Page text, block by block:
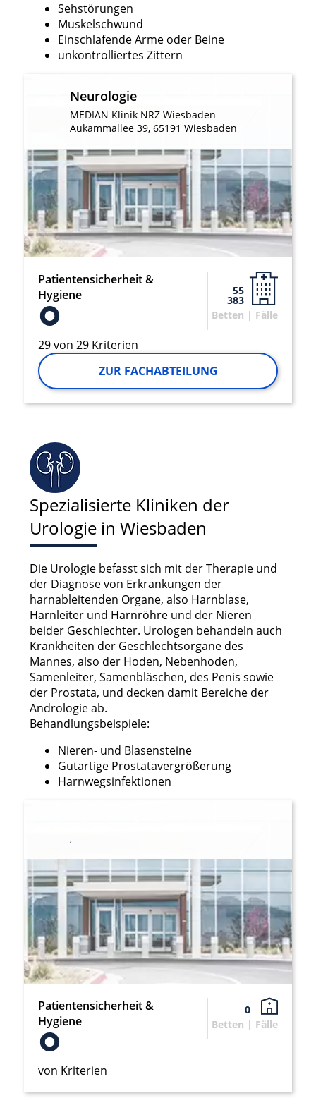
Sehstörungen
Muskelschwund
Einschlafende Arme oder Beine
unkontrolliertes Zittern
Neurologie
MEDIAN Klinik NRZ Wiesbaden
Aukammallee 39, 65191 Wiesbaden
Patientensicherheit &
Hygiene
29 von 29 Kriterien
55
383
Betten | Fälle
ZUR FACHABTEILUNG
Spezialisierte Kliniken der
Urologie in Wiesbaden
Die Urologie befasst sich mit der Therapie und
der Diagnose von Erkrankungen der
harnableitenden Organe, also Harnblase,
Harnleiter und Harnröhre und der Nieren
beider Geschlechter. Urologen behandeln auch
Krankheiten der Geschlechtsorgane des
Mannes, also der Hoden, Nebenhoden,
Samenleiter, Samenbläschen, des Penis sowie
der Prostata, und decken damit Bereiche der
Andrologie ab.
Behandlungsbeispiele:
Nieren- und Blasensteine
Gutartige Prostatavergrößerung
Harnwegsinfektionen
,
Patientensicherheit &
Hygiene
von Kriterien
0
Betten | Fälle